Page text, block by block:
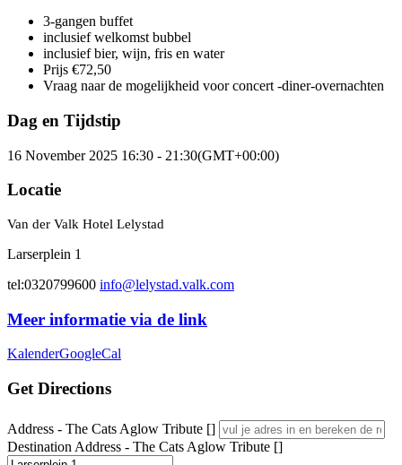
3-gangen buffet
inclusief welkomst bubbel
inclusief bier, wijn, fris en water
Prijs €72,50
Vraag naar de mogelijkheid voor concert -diner-overnachten
Dag en Tijdstip
16 November 2025 16:30 - 21:30(GMT+00:00)
Locatie
Van der Valk Hotel Lelystad
Larserplein 1
tel:0320799600 info@lelystad.valk.com
Meer informatie via de link
KalenderGoogleCal
Get Directions
Address - The Cats Aglow Tribute []
Destination Address - The Cats Aglow Tribute []